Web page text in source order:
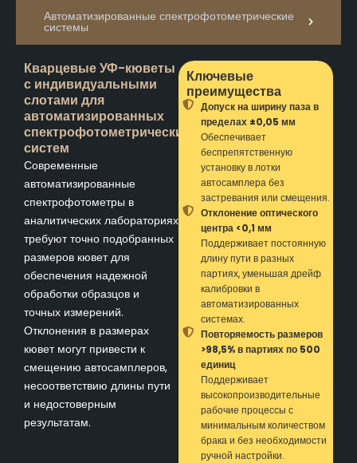
Автоматизированные спектрофотометрические
системы
Кварцевые УФ-кюветы
с индивидуальными
слотами для
автоматизированных
спектрофотометрических
систем
Современные
автоматизированные
спектрофотометры в
аналитических лабораториях
требуют точно подобранных
размеров кювет для
обеспечения надежной
обработки образцов и
точных измерений.
Отклонения в размерах
кювет могут привести к
смещению автосамплеров,
несоответствию длины пути
и недостоверным
результатам.
Ключевые
преимущества
Допуск на ширину паза в
пределах ±0,05 мм
Обеспечивает
беспрепятственную
установку в лотки
автосамплера без
застревания или смещения.
Отклонение оптического
центра <0,1 мм
Поддерживает постоянную
длину пути в разных
партиях, уменьшая дрейф
калибровки в
автоматизированных
системах.
Повторяемость размеров
>98,5% в партиях по 500
единиц
Поддерживает
высокопроизводительные
рабочие процессы с
минимальным количеством
брака и без необходимости
ручной настройки.